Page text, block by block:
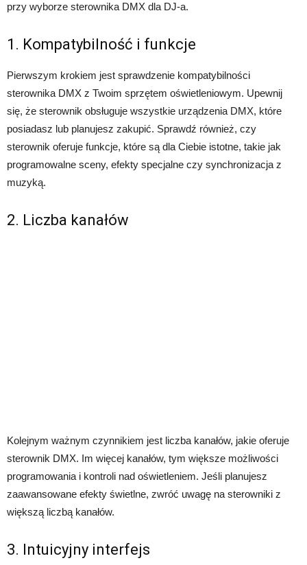
przy wyborze sterownika DMX dla DJ-a.
1. Kompatybilność i funkcje
Pierwszym krokiem jest sprawdzenie kompatybilności
sterownika DMX z Twoim sprzętem oświetleniowym. Upewnij
się, że sterownik obsługuje wszystkie urządzenia DMX, które
posiadasz lub planujesz zakupić. Sprawdź również, czy
sterownik oferuje funkcje, które są dla Ciebie istotne, takie jak
programowalne sceny, efekty specjalne czy synchronizacja z
muzyką.
2. Liczba kanałów
Kolejnym ważnym czynnikiem jest liczba kanałów, jakie oferuje
sterownik DMX. Im więcej kanałów, tym większe możliwości
programowania i kontroli nad oświetleniem. Jeśli planujesz
zaawansowane efekty świetlne, zwróć uwagę na sterowniki z
większą liczbą kanałów.
3. Intuicyjny interfejs